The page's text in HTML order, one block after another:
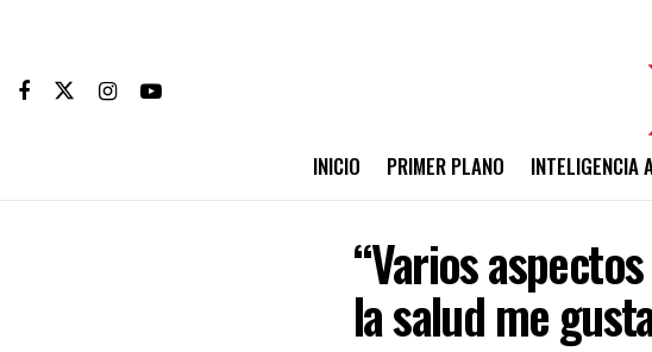
INICIO PRIMER PLANO INTELIGENCIA
“Varios
la salud me